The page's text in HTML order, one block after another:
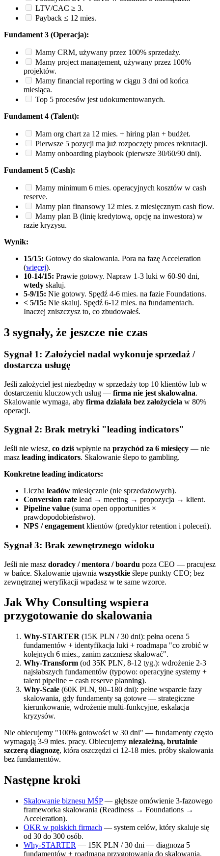
LTV/CAC ≥ 3.
Payback ≤ 12 mies.
Fundament 3 (Operacja):
Mamy CRM, używany przez 100% sprzedaży.
Mamy project management, używany przez 100%
projektów.
Mamy financial reporting w ciągu 3 dni od końca
miesiąca.
Top 5 procesów jest udokumentowanych.
Fundament 4 (Talent):
Mam org chart za 12 mies. + hiring plan + budżet.
Pierwsze 5 pozycji ma już rozpoczęty proces rekrutacji.
Mamy onboarding playbook (pierwsze 30/60/90 dni).
Fundament 5 (Cash):
Mamy minimum 6 mies. operacyjnych kosztów w cash
reserve.
Mamy plan finansowy 12 mies. z miesięcznym cash flow.
Mamy plan B (linię kredytową, opcję na inwestora) w
razie kryzysu.
Wynik:
15/15: Gotowy do skalowania. Pora na fazę Acceleration
(więcej).
10-14/15: Prawie gotowy. Napraw 1-3 luki w 60-90 dni,
wtedy skaluj.
5-9/15: Nie gotowy. Spędź 4-6 mies. na fazie Foundations.
< 5/15: Nie skaluj. Spędź 6-12 mies. na fundamentach.
Inaczej zniszczysz to, co zbudowałeś.
3 sygnały, że jeszcze nie czas
Sygnał 1: Założyciel nadal wykonuje sprzedaż /
dostarcza usługę
Jeśli założyciel jest niezbędny w sprzedaży top 10 klientów lub w
dostarczeniu kluczowych usług — firma nie jest skalowalna.
Skalowanie wymaga, aby firma działała bez założyciela w 80%
operacji.
Sygnał 2: Brak metryki "leading indicators"
Jeśli nie wiesz, co dziś wpłynie na przychód za 6 miesięcy — nie
masz leading indicators. Skalowanie ślepo to gambling.
Konkretne leading indicators:
Liczba leadów miesięcznie (nie sprzedażowych).
Conversion rate lead → meeting → propozycja → klient.
Pipeline value (suma open opportunities ×
prawdopodobieństwo).
NPS / engagement klientów (predyktor retention i poleceń).
Sygnał 3: Brak zewnętrznego widoku
Jeśli nie masz doradcy / mentora / boardu poza CEO — pracujesz
w bańce. Skalowanie ujawnia wszystkie ślepe punkty CEO; bez
zewnętrznej weryfikacji wpadasz w te same wzorce.
Jak Why Consulting wspiera
przygotowanie do skalowania
Why-STARTER (15K PLN / 30 dni): pełna ocena 5
fundamentów + identyfikacja luki + roadmapa "co zrobić w
kolejnych 6 mies., zanim zaczniesz skalować".
Why-Transform (od 35K PLN, 8-12 tyg.): wdrożenie 2-3
najsłabszych fundamentów (typowo: operacyjne systemy +
talent pipeline + cash reserve planning).
Why-Scale (60K PLN, 90–180 dni): pełne wsparcie fazy
skalowania, gdy fundamenty są gotowe — strategiczne
kierunkowanie, wdrożenie multi-funkcyjne, eskalacja
kryzysów.
Nie obiecujemy "100% gotowości w 30 dni" — fundamenty często
wymagają 3-9 mies. pracy. Obiecujemy niezależną, brutalnie
szczerą diagnozę, która oszczędzi ci 12-18 mies. próby skalowania
bez fundamentów.
Następne kroki
Skalowanie biznesu MŚP— głębsze omówienie 3-fazowego
frameworka skalowania (Readiness → Foundations →
Acceleration).
OKR w polskich firmach — system celów, który skaluje się
od 30 do 300 osób.
Why-STARTER — 15K PLN / 30 dni — diagnoza 5
fundamentów + roadmapa przygotowania do skalowania.